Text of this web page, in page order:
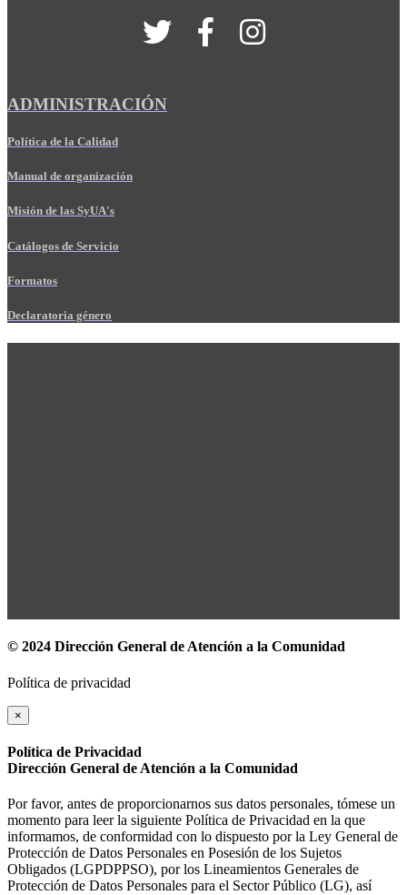
ADMINISTRACIÓN
Política de la Calidad
Manual de organización
Misión de las SyUA's
Catálogos de Servicio
Formatos
Declaratoria género
© 2024 Dirección General de Atención a la Comunidad
Política de privacidad
×
Política de Privacidad
Dirección General de Atención a la Comunidad
Por favor, antes de proporcionarnos sus datos personales, tómese un
momento para leer la siguiente Política de Privacidad en la que
informamos, de conformidad con lo dispuesto por la Ley General de
Protección de Datos Personales en Posesión de los Sujetos
Obligados (LGPDPPSO), por los Lineamientos Generales de
Protección de Datos Personales para el Sector Público (LG), así